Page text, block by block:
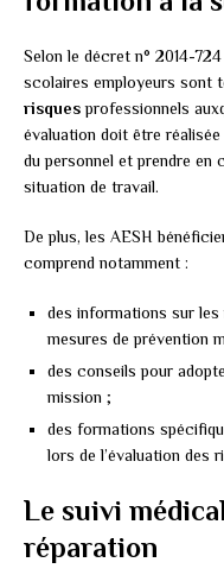
Selon le décret n° 2014-
scolaires employeurs sont
risquesprofessionnels
évaluation doit être
du personnel et prendre en
situation de travail.
De plus, les AESH
comprend notamment :
des informations sur
mesures de prévention
des conseils pour
mission ;
des formations
lors de l’évaluation des
Le suivi
réparation